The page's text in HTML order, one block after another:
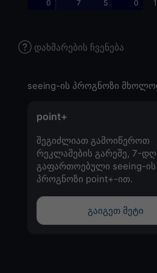
0 7 5 0
დახმარების ჩვენება
seeing-ის პროგნოზი
point+
შეგიძლიათ გამოიწეროთ
რეკლამების გარეშე, 7-
გაფართოებული seeing-ის
პროგნოზი point+-ით.
გაიგეთ მეტი